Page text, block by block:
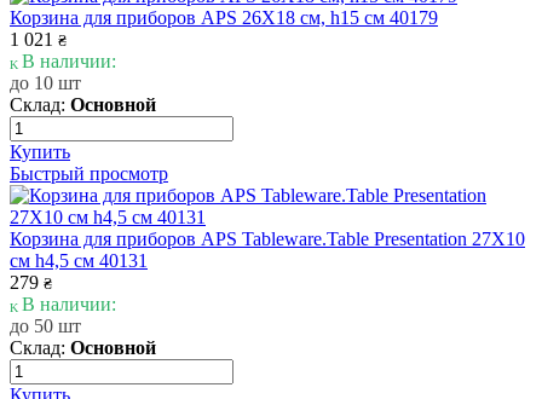
Корзина для приборов APS 26Х18 см, h15 см 40179
1 021 ₴
В наличии:
до 10 шт
Склад: Основной
Купить
Быстрый просмотр
Корзина для приборов APS Tableware.Table Presentation 27Х10
см h4,5 см 40131
279 ₴
В наличии:
до 50 шт
Склад: Основной